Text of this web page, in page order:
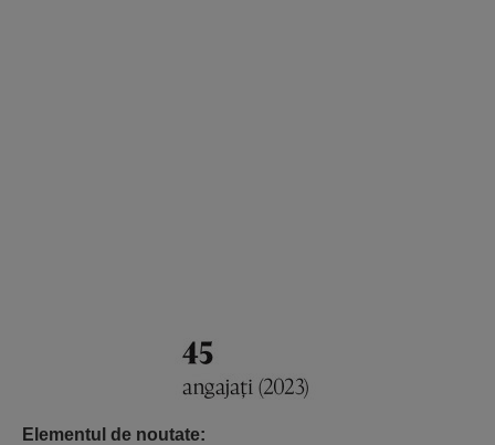
Elementul de noutate: